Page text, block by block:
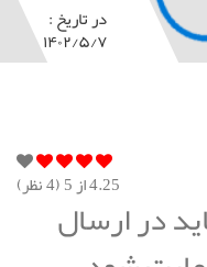
در تاریخ :
۱۴۰۲/۵/۷
4.25از 5 ( 4نظر)
در ارسال